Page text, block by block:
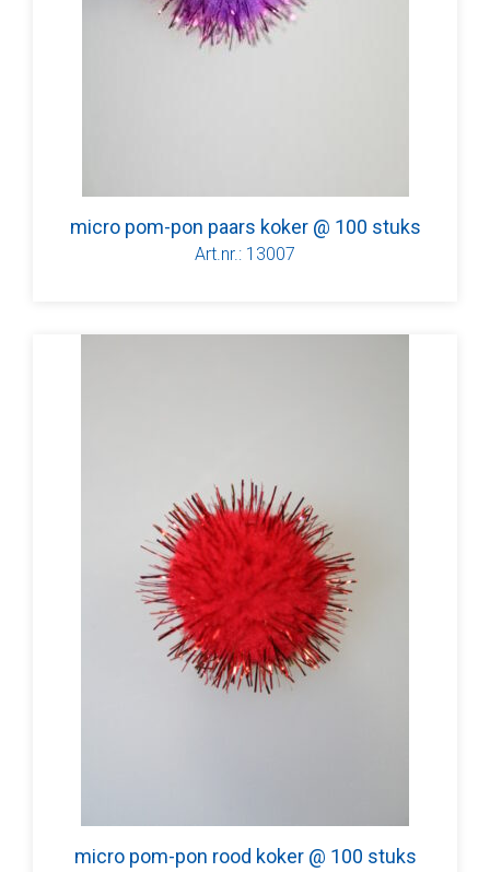
micro pom-pon paars koker @ 100 stuks
Art.nr.: 13007
micro pom-pon rood koker @ 100 stuks